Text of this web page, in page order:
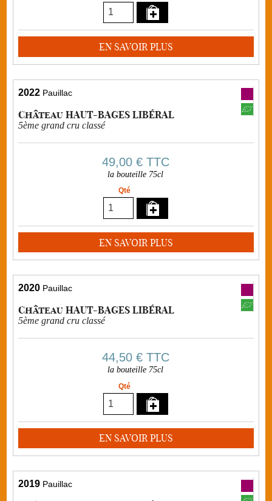
EN SAVOIR PLUS
2022 Pauillac
Château HAUT-BAGES LIBÉRAL
5ème grand cru classé
49,00 €TTC
la bouteille 75cl
Qté
EN SAVOIR PLUS
2020 Pauillac
Château HAUT-BAGES LIBÉRAL
5ème grand cru classé
44,50 €TTC
la bouteille 75cl
Qté
EN SAVOIR PLUS
2019 Pauillac